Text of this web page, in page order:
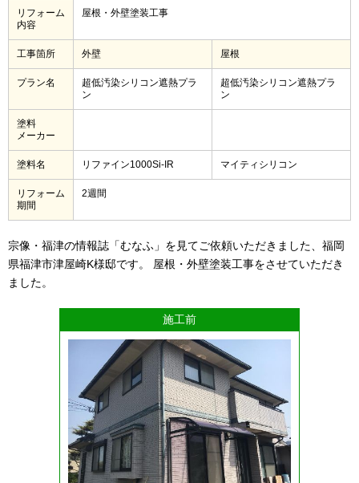
リフォーム
内容
屋根・外壁塗装工事
工事箇所 外壁 屋根
プラン名
超低汚染シリコン遮熱プラ
ン
超低汚染シリコン遮熱プラ
ン
塗料
メーカー
塗料名 リファイン1000Si-IR マイティシリコン
リフォーム
期間
2週間
宗像・福津の情報誌「むなふ」を見てご依頼いただきました、福岡
県福津市津屋崎K様邸です。 屋根・外壁塗装工事をさせていただき
ました。
施工前